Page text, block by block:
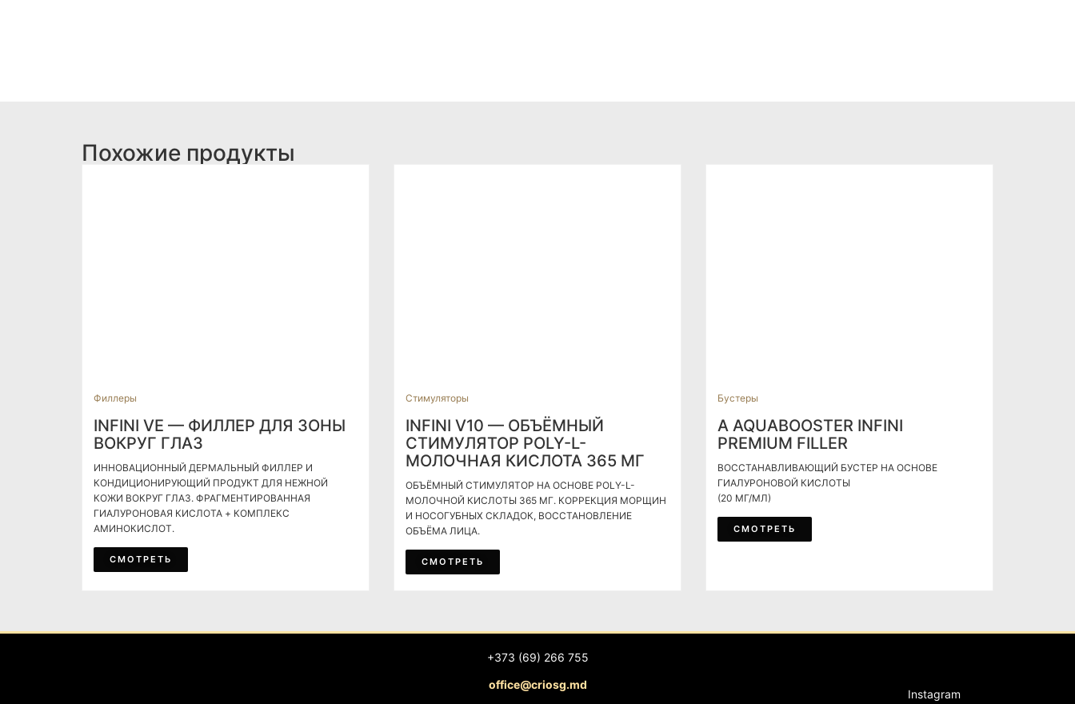
Похожие продукты
Филлеры
INFINI VE — ФИЛЛЕР ДЛЯ ЗОНЫ
ВОКРУГ ГЛАЗ
ИННОВАЦИОННЫЙ ДЕРМАЛЬНЫЙ ФИЛЛЕР И
КОНДИЦИОНИРУЮЩИЙ ПРОДУКТ ДЛЯ НЕЖНОЙ
КОЖИ ВОКРУГ ГЛАЗ. ФРАГМЕНТИРОВАННАЯ
ГИАЛУРОНОВАЯ КИСЛОТА + КОМПЛЕКС
АМИНОКИСЛОТ.
СМОТРЕТЬ
Стимуляторы
INFINI V10 — ОБЪЁМНЫЙ
СТИМУЛЯТОР POLY-L-
МОЛОЧНАЯ КИСЛОТА 365 МГ
ОБЪЁМНЫЙ СТИМУЛЯТОР НА ОСНОВЕ POLY-L-
МОЛОЧНОЙ КИСЛОТЫ 365 МГ. КОРРЕКЦИЯ МОРЩИН
И НОСОГУБНЫХ СКЛАДОК, ВОССТАНОВЛЕНИЕ
ОБЪЁМА ЛИЦА.
СМОТРЕТЬ
Бустеры
A AQUABOOSTER INFINI
PREMIUM FILLER
ВОССТАНАВЛИВАЮЩИЙ БУСТЕР НА ОСНОВЕ
ГИАЛУРОНОВОЙ КИСЛОТЫ
(20 МГ/МЛ)
СМОТРЕТЬ
+373 (69) 266 755
office@criosg.md
Instagram